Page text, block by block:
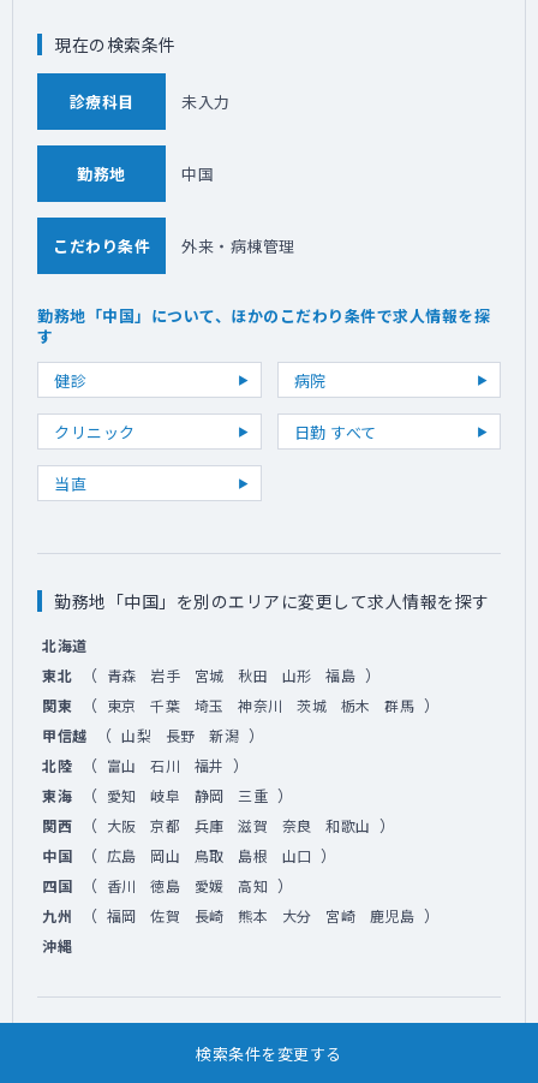
検索条件を変更する
現在の検索条件
診療科目 未入力
勤務地 中国
こだわり条件 外来・病棟管理
勤務地「中国」について、ほかのこだわり条件で求人情報を探
す
健診
病院
クリニック 日勤 すべて
当直
勤務地「中国」を別のエリアに変更して求人情報を探す
北海道
東北
（ 青森 岩手 宮城 秋田 山形 福島 ）
関東 （ 東京 千葉 埼玉 神奈川 茨城 栃木 群馬 ）
甲信越 （ 山梨 長野 新潟 ）
北陸 （ 富山 石川 福井 ）
東海 （ 愛知 岐阜 静岡 三重 ）
関西 （ 大阪 京都 兵庫 滋賀 奈良 和歌山 ）
中国 （ 広島 岡山 鳥取 島根 山口 ）
四国 （ 香川 徳島 愛媛 高知 ）
九州 （ 福岡 佐賀 長崎 熊本 大分 宮崎 鹿児島 ）
沖縄
こだわり条件「外来・病棟管理」を別の条件に変更して